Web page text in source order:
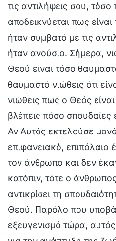
τις αντιλήψεις σου, τόσο
αποδεικνύεται πως
ήταν συμβατό με τις
ήταν ανούσιο. Σήμερα,
Θεού είναι τόσο
θαυμαστό νιώθεις ότι
νιώθεις πως ο Θεός
βλέπεις πόσο σπουδαίες
Αν Αυτός εκτελούσε
επιφανειακό, επιπόλαιο
τον άνθρωπο και δεν
κατόπιν, τότε ο
αντικρίσει τη
Θεού. Παρόλο που
εξευγενισμό τώρα,